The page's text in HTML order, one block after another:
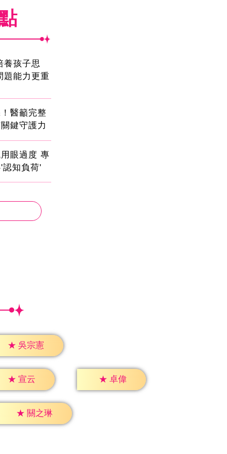
養孩子思
題能力更重
醫籲完整
鍵守護力
眼過度 專
認知負荷'
★ 吳宗憲
★ 宣云 ★ 卓偉
★ 關之琳